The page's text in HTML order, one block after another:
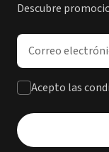
Descubre
Dirección de
Acepto las